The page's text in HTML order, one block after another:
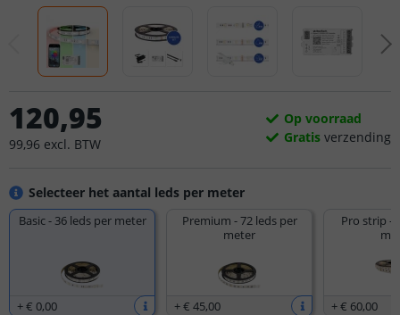
Selecteer het aantal leds per meter
Basic - 36 leds per meter
+€ 0,00
Premium - 72 leds per
meter
+€ 45,00
Pro strip -
+€ 60,00
120,95
99,96 excl. BTW
Op voorraad
Gratis verzending